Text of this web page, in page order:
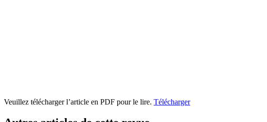
Veuillez télécharger l’article en PDF pour le lire. Télécharger